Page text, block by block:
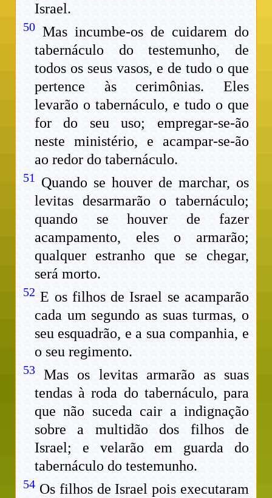
Israel.
50 Mas incumbe-os de cuidarem do
tabernáculo do testemunho, de
todos os seus vasos, e de tudo o que
pertence às cerimônias. Eles
levarão o tabernáculo, e tudo o que
for do seu uso; empregar-se-ão
neste ministério, e acampar-se-ão
ao redor do tabernáculo.
51
Quando se houver de marchar, os
levitas desarmarão o tabernáculo;
quando se houver de fazer
acampamento, eles o armarão;
qualquer estranho que se chegar,
será morto.
52 E os filhos de Israel se acamparão
cada um segundo as suas turmas, o
seu esquadrão, e a sua companhia, e
o seu regimento.
53
Mas os levitas armarão as suas
tendas à roda do tabernáculo, para
que não suceda cair a indignação
sobre a multidão dos filhos de
Israel; e velarão em guarda do
tabernáculo do testemunho.
54 Os filhos de Israel pois executaram